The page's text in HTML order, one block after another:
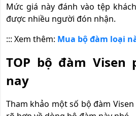
Mức giá này đánh vào tệp
được nhiều người đón nhận.
::: Xem thêm: Mua bộ đàm loại
TOP bộ đàm Visen
nay
Tham khảo một số bộ đàm